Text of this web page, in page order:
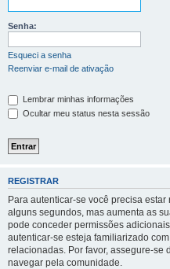
Senha:
Esqueci a senha
Reenviar e-mail de ativação
Lembrar minhas informações
Ocultar meu status nesta sessão
REGISTRAR
Para autenticar-se você precisa
alguns segundos, mas aumenta as
pode conceder permissões
autenticar-se esteja familiarizado
relacionadas. Por favor, assegure-se
navegar pela comunidade.